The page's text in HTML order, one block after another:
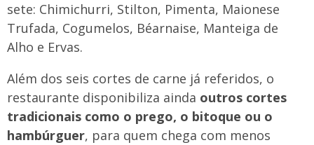
sete: Chimichurri, Stilton, Pimenta, Maionese
Trufada, Cogumelos, Béarnaise, Manteiga de
Alho e Ervas.
Além dos seis cortes de carne já referidos, o
restaurante disponibiliza ainda outros cortes
tradicionais como o prego, o bitoque ou o
hambúrguer, para quem chega com menos